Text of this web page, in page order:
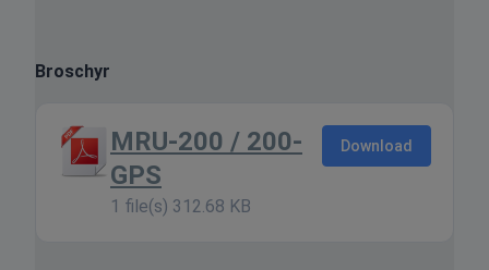
Broschyr
MRU-200 / 200-
GPS
1 file(s) 312.68 KB
Download